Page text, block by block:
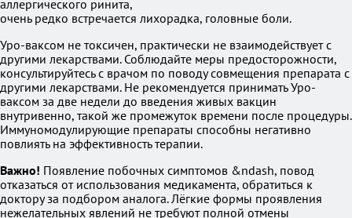
аллергического ринита,
очень редко встречается лихорадка, головные боли.
Уро-ваксом не токсичен, практически не взаимодействует с
другими лекарствами. Соблюдайте меры предосторожности,
консультируйтесь с врачом по поводу совмещения препарата с
другими лекарствами. Не рекомендуется принимать Уро-
ваксом за две недели до введения живых вакцин
внутривенно, такой же промежуток времени после процедуры.
Иммуномодулирующие препараты способны негативно
повлиять на эффективность терапии.
Важно! Появление побочных симптомов &ndash, повод
отказаться от использования медикамента, обратиться к
доктору за подбором аналога. Лёгкие формы проявления
нежелательных явлений не требуют полной отмены